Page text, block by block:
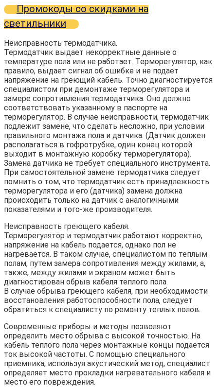
Промокоды со скидками на
светильники
Неисправность термодатчика.
Термодатчик выдает некорректные данные о
температуре пола или не работает. Терморегулятор, как
правило, выдает сигнал об ошибке и не подает
напряжение на греющий кабель. Точно диагностируется
специалистом при демонтаже терморегулятора и
замере сопротивления термодатчика. Оно должно
соответствовать указанному в паспорте на
терморегулятор. В случае неисправности, термодатчик
подлежит замене, что сделать несложно, при условии
правильного монтажа пола и датчика. (Датчик должен
располагаться в гофротрубке, один конец которой
выходит в монтажную коробку терморегулятора).
Замена датчика не требует специального инструмента.
При самостоятельной замене термодатчика следует
помнить о том, что термодатчик есть принадлежность
терморегулятора и его (датчика) замена должна
происходить только на датчик с аналогичными
показателями и того-же производителя.
Неисправность греющего кабеля.
Терморегулятор и термодатчик работают корректно,
напряжение на кабель подается, однако пол не
нагревается. В таком случае, специалистом по теплым
полам, путем замера сопротивления между жилами, а,
также, между жилами и экраном может быть
диагностирован обрыв кабеля теплого пола.
В случае обрыва греющего кабеля, при необходимости
восстановления работоспособности пола, следует
обратиться к специалисту по ремонту теплых полов.
Современные приборы и методы позволяют
определить место обрыва с высокой точностью. На
кабель теплого пола через монтажные концы подается
ток высокой частоты. С помощью специального
приемника, используя акустический метод, специалист
определяет место прокладки нагревательного кабеля и
место его повреждения.